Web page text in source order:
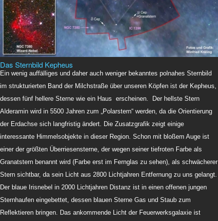
Das Sternbild Kepheus
Ein wenig auffälliges und daher auch weniger bekanntes polnahes Sternbild
im strukturierten Band der Milchstraße über unseren Köpfen ist der Kepheus,
dessen fünf hellere Sterne wie ein Haus erscheinen. Der hellste Stern
Alderamin wird in 5500 Jahren zum „Polarstern“ werden, da die Orientierung
der Erdachse sich langfristig ändert. Die Zusatzgrafik zeigt einige
interessante Himmelsobjekte in dieser Region. Schon mit bloßem Auge ist
einer der größten Überriesensterne, der wegen seiner tiefroten Farbe als
Granatstern benannt wird (Farbe erst im Fernglas zu sehen), als schwächerer
Stern sichtbar, da sein Licht aus 2800 Lichtjahren Entfernung zu uns gelangt.
Der blaue Irisnebel in 2000 Lichtjahren Distanz ist in einen offenen jungen
Sternhaufen eingebettet, dessen blauen Sterne Gas und Staub zum
Reflektieren bringen. Das ankommende Licht der Feuerwerksgalaxie ist